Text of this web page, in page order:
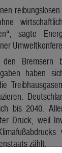
sagte
Bremsern
haben
bis 2040.
Druck, weil
zählt.